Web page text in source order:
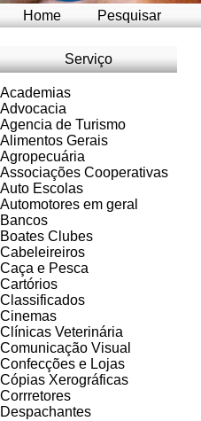
Home Pesquisar
Serviço
Academias
Advocacia
Agencia de Turismo
Alimentos Gerais
Agropecuária
Associações Cooperativas
Auto Escolas
Automotores em geral
Bancos
Boates Clubes
Cabeleireiros
Caça e Pesca
Cartórios
Classificados
Cinemas
Clínicas Veterinária
Comunicação Visual
Confecções e Lojas
Cópias Xerográficas
Corrretores
Despachantes